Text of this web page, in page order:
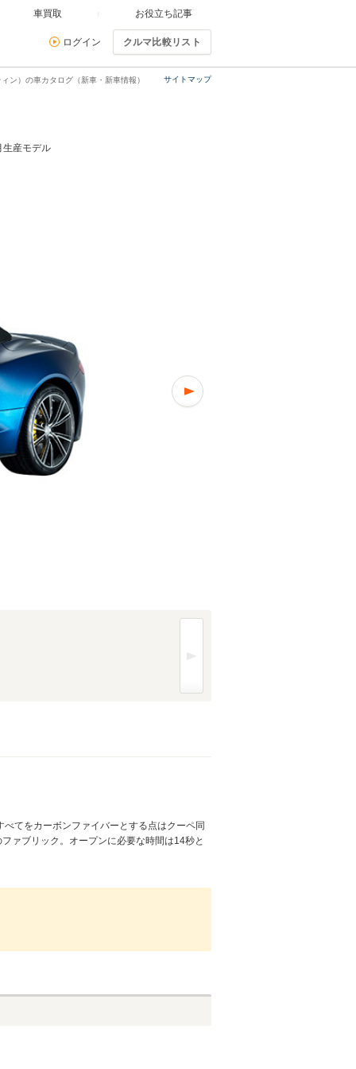
車買取 お役立ち記事
ログイン クルマ比較リスト
サイトマップ
ン）の車カタログ（新車・新車情報）
産モデル
てをカーボンファイバーとする点はクーペ同
ァブリック。オープンに必要な時間は14秒と